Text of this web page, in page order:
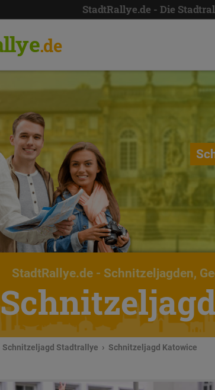
StadtRallye.de - Die
.de
StadtRallye.de- Schnitzeljagden,
Schnitzeljagd Stadtrallye Schnitzeljagd Katowice